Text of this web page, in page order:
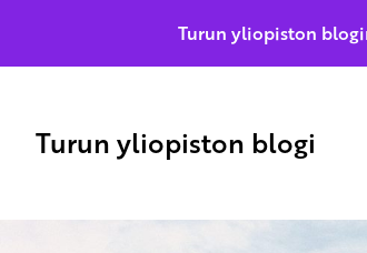
Turun yliopiston blogi
Turun yliopiston